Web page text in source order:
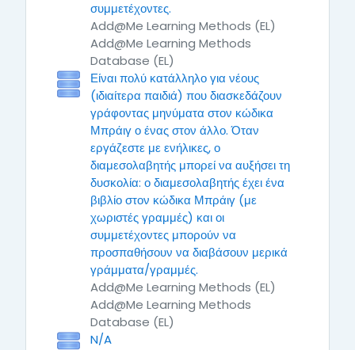
συμμετέχοντες.
Add@Me Learning Methods (EL)
Add@Me Learning Methods
Database (EL)
Είναι πολύ κατάλληλο για νέους
(ιδιαίτερα παιδιά) που διασκεδάζουν
γράφοντας μηνύματα στον κώδικα
Μπράιγ ο ένας στον άλλο. Όταν
εργάζεστε με ενήλικες, ο
διαμεσολαβητής μπορεί να αυξήσει τη
δυσκολία: ο διαμεσολαβητής έχει ένα
βιβλίο στον κώδικα Μπράιγ (με
χωριστές γραμμές) και οι
συμμετέχοντες μπορούν να
προσπαθήσουν να διαβάσουν μερικά
γράμματα/γραμμές.
Add@Me Learning Methods (EL)
Add@Me Learning Methods
Database (EL)
N/A